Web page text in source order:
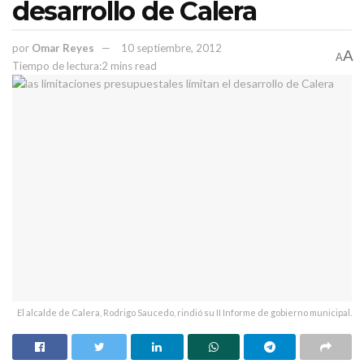
desarrollo de Calera
por Omar Reyes
10 septiembre, 2012
Tiempo de lectura:2 mins read
AA
El alcalde de Calera, Rodrigo Saucedo, rindió su II Informe de gobierno municipal.